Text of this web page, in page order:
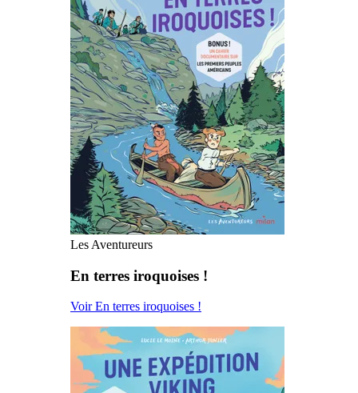
Les Aventureurs
En terres iroquoises !
Voir En terres iroquoises !